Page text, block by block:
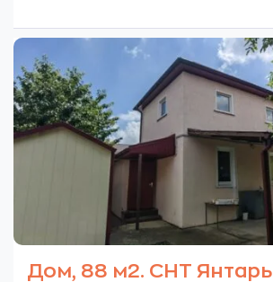
Дом, 88 м2. СНТ Янтарь